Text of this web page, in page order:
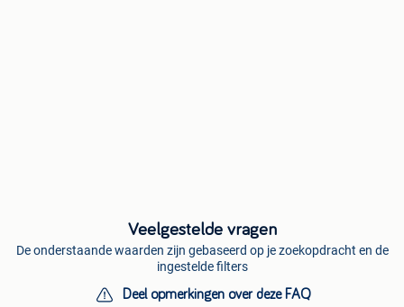
Veelgestelde vragen
De onderstaande waarden zijn gebaseerd op je zoekopdracht en de
ingestelde filters
Deel opmerkingen over deze FAQ